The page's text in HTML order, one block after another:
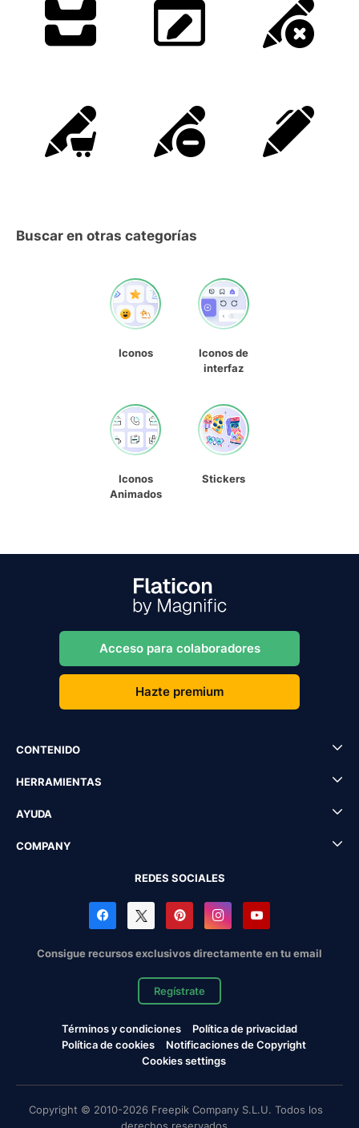
Buscar en otras categorías
Iconos
Iconos de
interfaz
Iconos
Animados
Stickers
Acceso para colaboradores
Hazte premium
CONTENIDO
HERRAMIENTAS
AYUDA
COMPANY
REDES SOCIALES
Consigue recursos exclusivos directamente en tu email
Regístrate
Términos y condiciones
Política de privacidad
Política de cookies
Notificaciones de Copyright
Cookies settings
Copyright © 2010-2026 Freepik Company S.L.U. Todos los